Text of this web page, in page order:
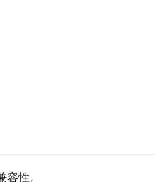
性。